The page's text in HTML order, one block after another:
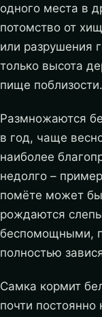
одного места в
потомство от
или разрушения
только высота
пище поблизости.
Размножаются
в год, чаще
наиболее
недолго –
помёте может
рождаются
беспомощными,
полностью
Самка кормит
почти